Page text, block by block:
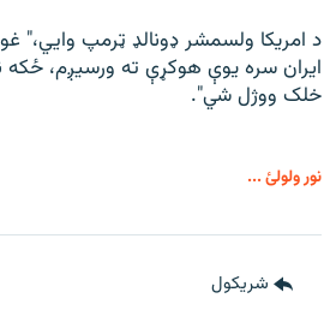
د امریکا ولسمشر ډونالډ ټرمپ وايي،"
ایران سره یوې هوکړې ته ورسیږم، ځکه
خلک ووژل شي".
نور ولولئ ...
شريکول